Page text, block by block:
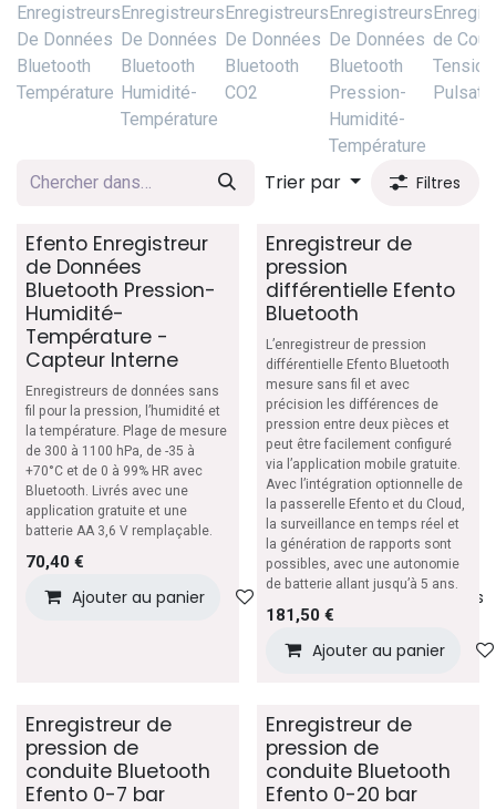
Enregistreurs
De Données
Bluetooth
Température
Enregistreurs
De Données
Bluetooth
Humidité-
Température
Enregistreurs
De Données
Bluetooth
CO2
Enregistreurs
De Données
Bluetooth
Pression-
Humidité-
Température
de
Trier par Filtres
Efento Enregistreur
de Données
Bluetooth Pression-
Humidité-
Température -
Capteur Interne
Enregistreurs de données sans
fil pour la pression, l’humidité et
la température. Plage de mesure
de 300 à 1100 hPa, de -35 à
+70°C et de 0 à 99% HR avec
Bluetooth. Livrés avec une
application gratuite et une
batterie AA 3,6 V remplaçable.
70,40 €
Ajouter au panier Ajouter à la liste de souhaits
Enregistreur de
pression
différentielle Efento
Bluetooth
L’enregistreur de pression
différentielle Efento Bluetooth
mesure sans fil et avec
précision les différences de
pression entre deux pièces et
peut être facilement configuré
via l’application mobile gratuite.
Avec l’intégration optionnelle de
la passerelle Efento et du Cloud,
la surveillance en temps réel et
la génération de rapports sont
possibles, avec une autonomie
de batterie allant jusqu’à 5 ans.
181,50€
Ajouter au panier
Enregistreur de
pression de
conduite Bluetooth
Efento 0-7 bar
Enregistreur de
pression de
conduite Bluetooth
Efento 0-20 bar